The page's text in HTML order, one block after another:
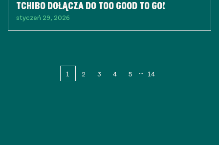
TCHIBO DOŁĄCZA DO TOO GOOD TO GO!
styczeń 29, 2026
1 2 3 4 5 14